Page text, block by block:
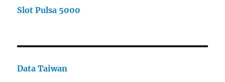
Slot Pulsa 5000
Data Taiwan